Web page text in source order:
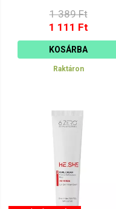
1 389 Ft
1 111 Ft
KOSÁRBA
Raktáron